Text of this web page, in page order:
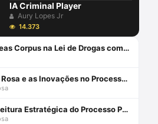
IA Criminal Player
Aury Lopes Jr
14.373
Concessões em Habeas Corpus na Lei de Drogas com David Metzker
Alexandre Morais da Rosa e as Inovações no Processo Penal: Ferramentas Tecnológicas
Players - OficIA - A Leitura Estratégica do Processo Penal com Alexandre Morais da Rosa